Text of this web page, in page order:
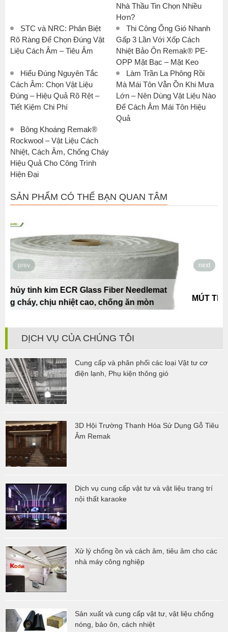
Nhà Thầu Tin Chọn Nhiều
Hơn?
STC và NRC: Phân Biệt
Rõ Ràng Để Chọn Đúng Vật
Liệu Cách Âm – Tiêu Âm
Thi Công Ống Gió Nhanh
Gấp 3 Lần Với Xốp Cách
Nhiệt Bảo Ôn Remak® PE-
OPP Mặt Bạc – Mặt Keo
Hiểu Đúng Nguyên Tắc
Cách Âm: Chọn Vật Liệu
Đúng – Hiệu Quả Rõ Rệt –
Tiết Kiệm Chi Phí
Làm Trần La Phông Rồi
Mà Mái Tôn Vẫn Ồn Khi Mưa
Lớn – Nên Dùng Vật Liệu Nào
Để Cách Âm Mái Tôn Hiệu
Quả
Bông Khoáng Remak®
Rockwool – Vật Liệu Cách
Nhiệt, Cách Âm, Chống Cháy
Hiệu Quả Cho Công Trình
Hiện Đại
SẢN PHẨM CÓ THỂ BẠN QUAN TÂM
MÚT TRỨNG CAO SU LƯU HOÁ REMAK
prev next
DỊCH VỤ CỦA CHÚNG TÔI
Cung cấp và phân phối các loại Vật tư cơ
điện lạnh, Phụ kiện thông gió
3D Hội Trường Thanh Hóa Sử Dụng Gỗ Tiêu
Âm Remak
Dịch vụ cung cấp vật tư và vật liệu trang trí
nội thất karaoke
Xử lý chống ồn và cách âm, tiêu âm cho các
nhà máy công nghiệp
Sản xuất và cung cấp vật tư, vật liệu chống
nóng, bảo ôn, cách nhiệt